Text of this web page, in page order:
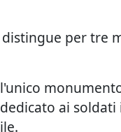
per tre
ai